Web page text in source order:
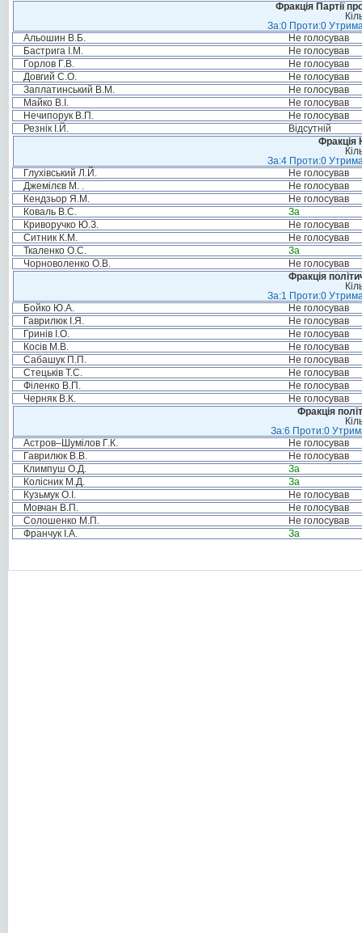
Фракція Партії
За:0 Проти:0
Альошин В.Б.
Не голосував
Бастрига І.М.
Не голосував
Горлов Г.В.
Не голосував
Довгий С.О.
Не голосував
Заплатинський В.М.
Не голосував
Майко В.І.
Не голосував
Нечипорук В.П.
Не голосував
Резнік І.Й.
Відсутній
Фракція
За:4 Проти:0
Глухівський Л.Й.
Не голосував
Джемілєв М. .
Не голосував
Кендзьор Я.М.
Не голосував
Коваль В.С.
За
Криворучко Ю.З.
Не голосував
Ситник К.М.
Не голосував
Ткаленко О.С.
За
Чорноволенко О.В.
Не голосував
Фракція
За:1 Проти:0
Бойко Ю.А.
Не голосував
Гаврилюк І.Я.
Не голосував
Гринів І.О.
Не голосував
Косів М.В.
Не голосував
Сабашук П.П.
Не голосував
Стецьків Т.С.
Не голосував
Філенко В.П.
Не голосував
Черняк В.К.
Не голосував
Фракція
За:6 Проти:0
Астров–Шумілов Г.К.
Не голосував
Гаврилюк В.В.
Не голосував
Климпуш О.Д.
За
Колісник М.Д.
За
Кузьмук О.І.
Не голосував
Мовчан В.П.
Не голосував
Солошенко М.П.
Не голосував
Франчук І.А.
За